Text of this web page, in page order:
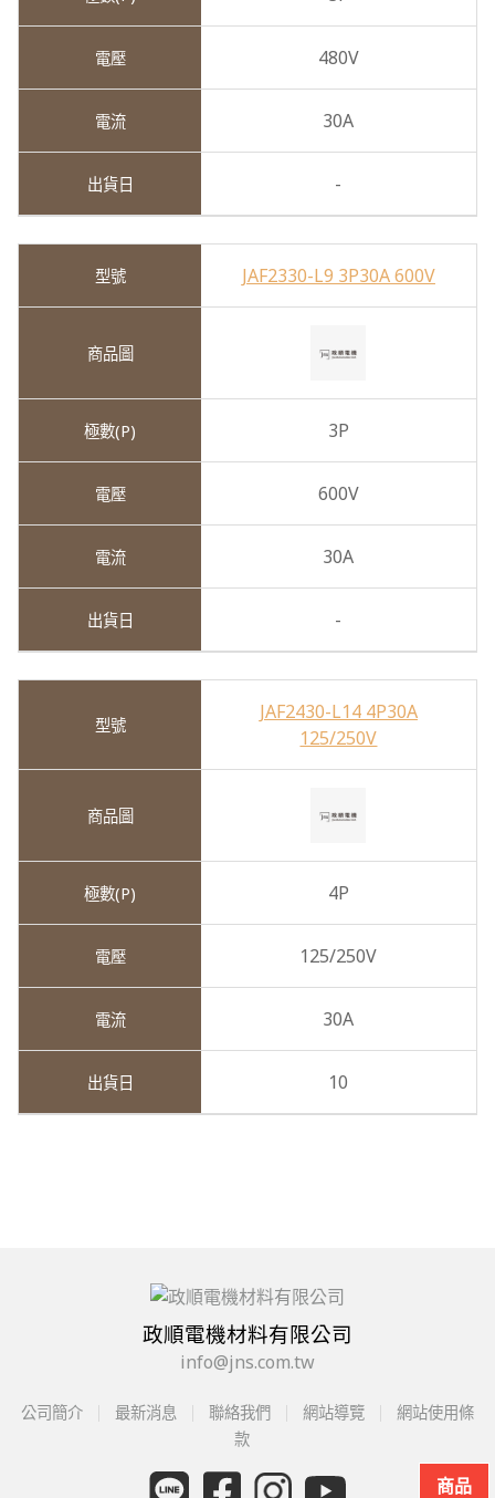
商品
480V
30A
-
JAF2330-L9 3P30A 600V
3P
600V
30A
-
JAF2430-L14 4P30A
125/250V
4P
125/250V
30A
10
政順電機材料有限公司
info@jns.com.tw
公司簡介 最新消息 聯絡我們 網站導覽
網站使用條
款